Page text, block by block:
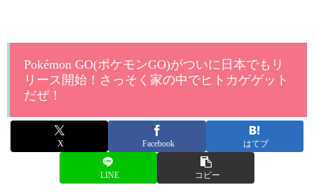
Pokémon GO(ポケモンGO)がついに日本でもリ
リース開始！さっそく家の中でヒトカゲゲット
だぜ！
X Facebook はてブ
LINE コピー